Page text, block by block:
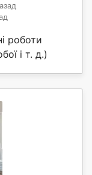
роботи
і т. д.)